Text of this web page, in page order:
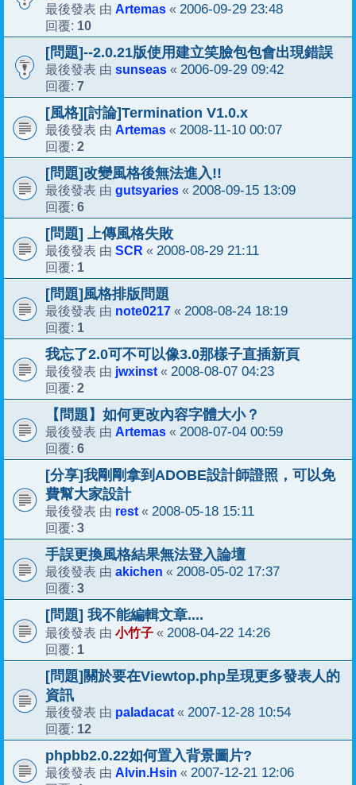
最後發表 由 Artemas « 2006-09-29 23:48
回覆: 10
[問題]--2.0.21版使用建立笑臉包包會出現錯誤
最後發表 由 sunseas « 2006-09-29 09:42
回覆: 7
[風格][討論]Termination V1.0.x
最後發表 由 Artemas « 2008-11-10 00:07
回覆: 2
[問題]改變風格後無法進入!!
最後發表 由 gutsyaries « 2008-09-15 13:09
回覆: 6
[問題] 上傳風格失敗
最後發表 由 SCR « 2008-08-29 21:11
回覆: 1
[問題]風格排版問題
最後發表 由 note0217 « 2008-08-24 18:19
回覆: 1
我忘了2.0可不可以像3.0那樣子直插新頁
最後發表 由 jwxinst « 2008-08-07 04:23
回覆: 2
【問題】如何更改內容字體大小？
最後發表 由 Artemas « 2008-07-04 00:59
回覆: 6
[分享]我剛剛拿到ADOBE設計師證照，可以免
費幫大家設計
最後發表 由 rest « 2008-05-18 15:11
回覆: 3
手誤更換風格結果無法登入論壇
最後發表 由 akichen « 2008-05-02 17:37
回覆: 3
[問題] 我不能編輯文章....
最後發表 由 小竹子 « 2008-04-22 14:26
回覆: 1
[問題]關於要在Viewtop.php呈現更多發表人的
資訊
最後發表 由 paladacat « 2007-12-28 10:54
回覆: 12
phpbb2.0.22如何置入背景圖片?
最後發表 由 Alvin.Hsin « 2007-12-21 12:06